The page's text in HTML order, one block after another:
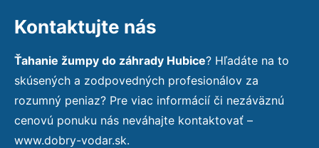
Kontaktujte nás
Ťahanie žumpy do záhrady Hubice? Hľadáte na to
skúsených a zodpovedných profesionálov za
rozumný peniaz? Pre viac informácií či nezáväznú
cenovú ponuku nás neváhajte kontaktovať –
www.dobry-vodar.sk.